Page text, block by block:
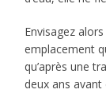
Envisagez
emplacement
qu’après une
deux ans avant